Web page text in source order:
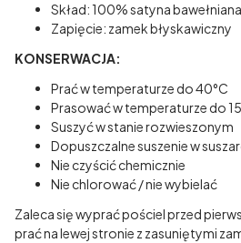
Skład: 100% satyna bawełniana
Zapięcie: zamek błyskawiczny
KONSERWACJA:
Prać w temperaturze do 40°C
Prasować w temperaturze do
Suszyć w stanie rozwieszonym
Dopuszczalne suszenie w
Nie czyścić chemicznie
Nie chlorować / nie wybielać
Zaleca się wyprać pościel przed
prać na lewej stronie z zasuniętymi